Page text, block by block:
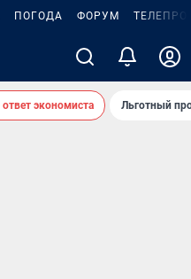
ПОГОДА ФОРУМ
экономиста Льготный